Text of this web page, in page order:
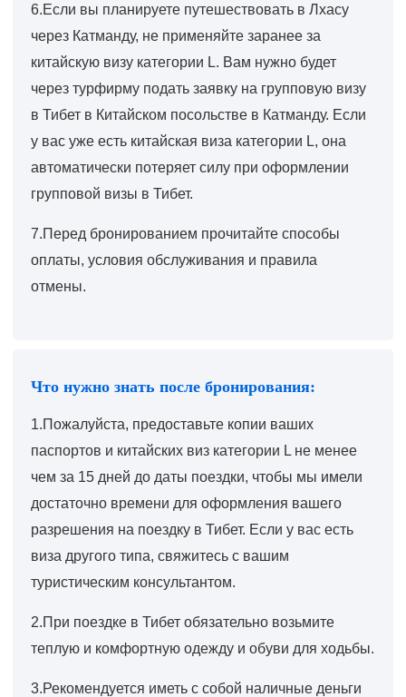
6.Если вы планируете путешествовать в Лхасу
через Катманду, не применяйте заранее за
китайскую визу категории L. Вам нужно будет
через турфирму подать заявку на групповую визу
в Тибет в Китайском посольстве в Катманду. Если
у вас уже есть китайская виза категории L, она
автоматически потеряет силу при оформлении
групповой визы в Тибет.
7.Перед бронированием прочитайте способы
оплаты, условия обслуживания и правила
отмены.
Что нужно знать после бронирования:
1.Пожалуйста, предоставьте копии ваших
паспортов и китайских виз категории L не менее
чем за 15 дней до даты поездки, чтобы мы имели
достаточно времени для оформления вашего
разрешения на поездку в Тибет. Если у вас есть
виза другого типа, свяжитесь с вашим
туристическим консультантом.
2.При поездке в Тибет обязательно возьмите
теплую и комфортную одежду и обуви для ходьбы.
3.Рекомендуется иметь с собой наличные деньги